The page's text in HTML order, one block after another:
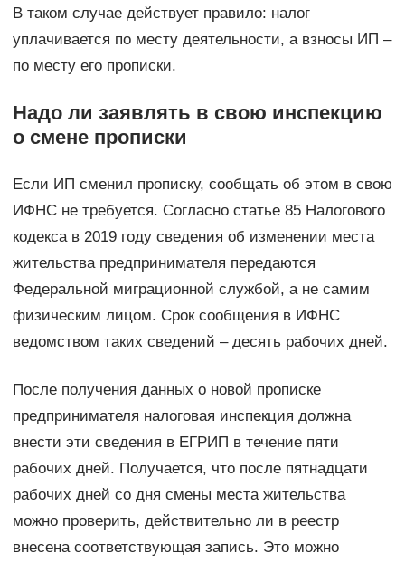
В таком случае действует правило: налог
уплачивается по месту деятельности, а взносы ИП –
по месту его прописки.
Надо ли заявлять в свою инспекцию
о смене прописки
Если ИП сменил прописку, сообщать об этом в свою
ИФНС не требуется. Согласно статье 85 Налогового
кодекса в 2019 году сведения об изменении места
жительства предпринимателя передаются
Федеральной миграционной службой, а не самим
физическим лицом. Срок сообщения в ИФНС
ведомством таких сведений – десять рабочих дней.
После получения данных о новой прописке
предпринимателя налоговая инспекция должна
внести эти сведения в ЕГРИП в течение пяти
рабочих дней. Получается, что после пятнадцати
рабочих дней со дня смены места жительства
можно проверить, действительно ли в реестр
внесена соответствующая запись. Это можно